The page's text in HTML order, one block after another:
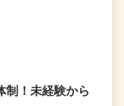
制！未経験から